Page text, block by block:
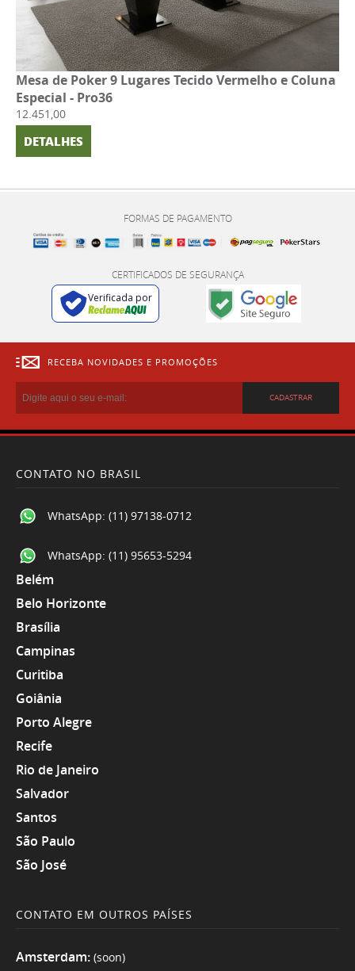
Mesa de Poker 9 Lugares Tecido Vermelho e Coluna
Especial - Pro36
12.451,00
DETALHES
FORMAS DE PAGAMENTO
CERTIFICADOS DE SEGURANÇA
Verificada por
RECEBA NOVIDADES E PROMOÇÕES
CADASTRAR
CONTATO NO BRASIL
WhatsApp: (11) 97138-0712
WhatsApp: (11) 95653-5294
Belém
Belo Horizonte
Brasília
Campinas
Curitiba
Goiânia
Porto Alegre
Recife
Rio de Janeiro
Salvador
Santos
São Paulo
São José
CONTATO EM OUTROS PAÍSES
Amsterdam: (soon)